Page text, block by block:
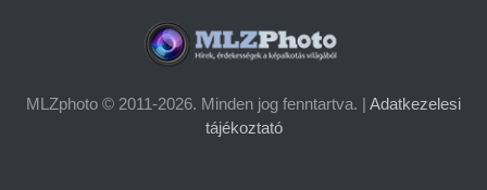
MLZphoto © 2011-2026. Minden jog fenntartva. | Adatkezelesi
tájékoztató